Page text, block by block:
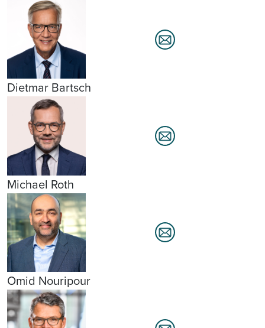
Dietmar Bartsch
Michael Roth
Omid Nouripour